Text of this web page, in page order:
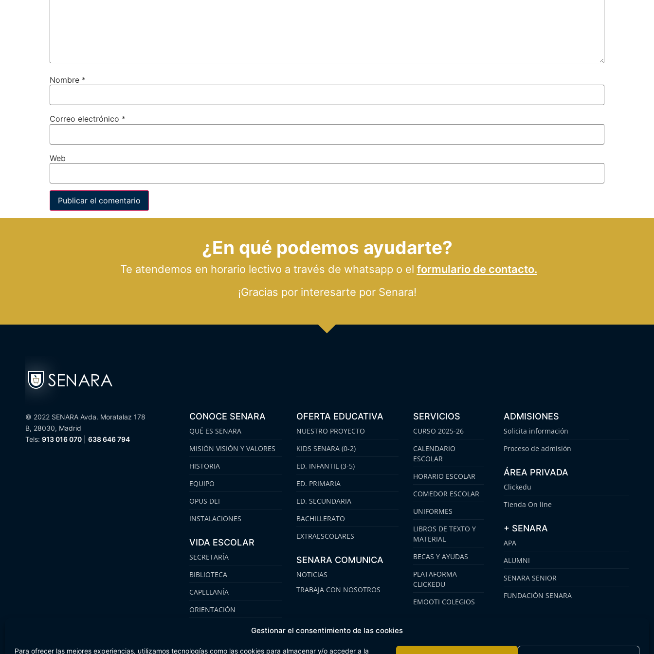
Gestionar el consentimiento de las cookies
Para ofrecer las mejores experiencias, utilizamos tecnologías como las cookies para almacenar y/o acceder a la
Nombre *
Correo electrónico *
Web
¿En qué podemos ayudarte?
Te atendemos en horario lectivo a través de whatsapp o el formulario de contacto.
¡Gracias por interesarte por Senara!
© 2022 SENARA Avda. Moratalaz 178
B, 28030, Madrid
Tels: 913 016 070 638 646 794
CONOCE SENARA
QUÉ ES SENARA
MISIÓN VISIÓN Y VALORES
HISTORIA
EQUIPO
OPUS DEI
INSTALACIONES
VIDA ESCOLAR
SECRETARÍA
BIBLIOTECA
CAPELLANÍA
ORIENTACIÓN
OFERTA EDUCATIVA
NUESTRO PROYECTO
KIDS SENARA (0-2)
ED. INFANTIL (3-5)
ED. PRIMARIA
ED. SECUNDARIA
BACHILLERATO
EXTRAESCOLARES
SENARA COMUNICA
NOTICIAS
TRABAJA CON NOSOTROS
SERVICIOS
CURSO 2025-26
CALENDARIO
ESCOLAR
HORARIO ESCOLAR
COMEDOR ESCOLAR
UNIFORMES
LIBROS DE TEXTO Y
MATERIAL
BECAS Y AYUDAS
PLATAFORMA
CLICKEDU
EMOOTI COLEGIOS
ADMISIONES
Solicita información
Proceso de admisión
ÁREA PRIVADA
Clickedu
Tienda On line
+ SENARA
APA
ALUMNI
SENARA SENIOR
FUNDACIÓN SENARA